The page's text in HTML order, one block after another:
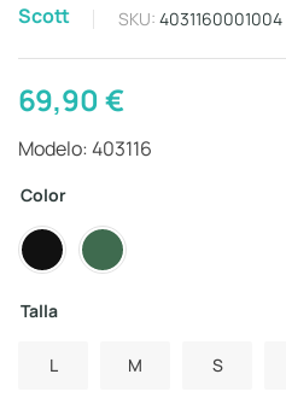
Scott SKU: 4031160001004
69,90€
Modelo: 403116
Color
Talla
L M S